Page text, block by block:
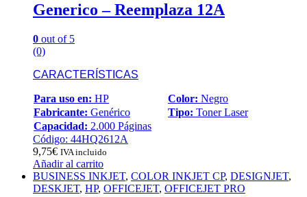
Generico – Reemplaza 12A
0 out of 5
(0)
CARACTERÍSTICAS
Para uso en: HP Color: Negro
Fabricante: Genérico Tipo: Toner Laser
Capacidad: 2.000 Páginas
Código: 44HQ2612A
9,75€ IVA incluido
Añadir al carrito
BUSINESS INKJET, COLOR INKJET CP, DESIGNJET,
DESKJET, HP, OFFICEJET, OFFICEJET PRO